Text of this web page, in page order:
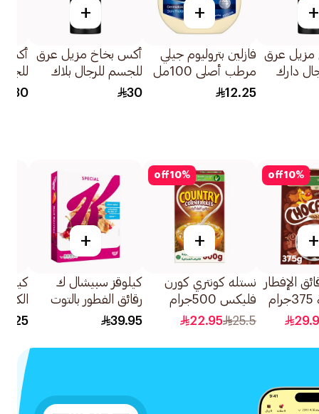
+
مزيل عرق
دارك
+
فازلين بتروليوم جيلي
مرطب أصلي 100مل
12.25
+
أكس بخاخ مزيل عرق
للجسم للرجال بلاك
نايت 150مل
30
أكس
150مل
30
10%
off
+
الإفطار
10%
off
+
نستله كونتري كورن
فليكس 500جرام
25.5
22.95
+
كيلوقز سبيشال ك
رقائق الفطور بالتوت
الأحمر 325جرام
39.95